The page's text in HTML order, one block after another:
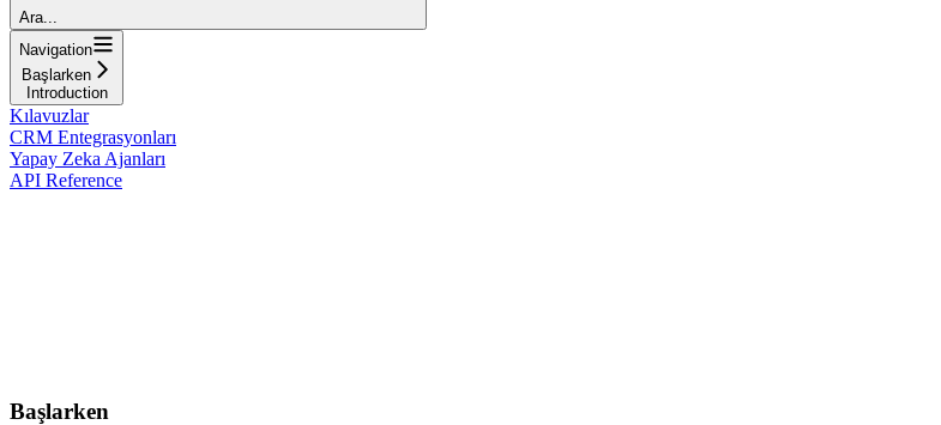
Ara...
Navigation
Başlarken
Introduction
Kılavuzlar
CRM Entegrasyonları
Yapay Zeka Ajanları
API Reference
Başlarken